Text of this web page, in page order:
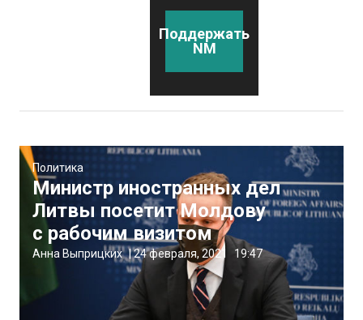
Поддержать
NM
Политика
Министр иностранных дел
Литвы посетит Молдову
с рабочим визитом
Анна Выприцких |24 февраля, 2021 19:47